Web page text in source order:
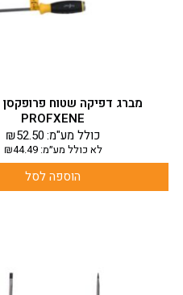
PROFXENE
₪52.50כולל מע"מ:
לא כולל מע״מ: ₪44.49
הוספה לסל